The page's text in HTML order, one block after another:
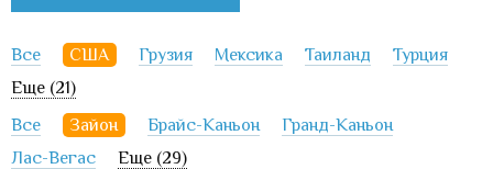
Все США Грузия Мексика Таиланд
Турция
Еще (21)
Все
Зайон Брайс-Каньон
Гранд-Каньон
Лас-Вегас
Еще (29)